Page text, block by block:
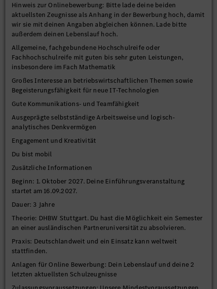
Hinweis zur Onlinebewerbung: Bitte lade deine beiden
aktuellsten Zeugnisse als Anhang in der Bewerbung hoch, damit
wir sie mit deinen Angaben abgleichen können. Lade bitte
außerdem deinen Lebenslauf hoch.
Allgemeine, fachgebundene Hochschulreife oder
Fachhochschulreife mit guten bis sehr guten Leistungen,
insbesondere im Fach Mathematik
Großes Interesse an betriebswirtschaftlichen Themen sowie
Begeisterungsfähigkeit für neue IT-Technologien
Gute Kommunikations- und Teamfähigkeit
Ausgeprägte selbstständige Arbeitsweise und logisch-
analytisches Denkvermögen
Engagement und Kreativität
Du bist mobil
Zusätzliche Informationen
Beginn: 1. Oktober 2027. Deine Einführungsveranstaltung
startet am 16.09.2027.
Dauer: 3 Jahre
Theorie: DHBW Stuttgart. Du hast die Möglichkeit ein Semester
an einer ausländischen Partneruniversität zu absolvieren.
Praxis: Deutschlandweit und ein Einsatz kann weltweit
stattfinden.
Anlagen für Online Bewerbung: Dein Lebenslauf und deine 2
letzten aktuellsten Schulzeugnisse